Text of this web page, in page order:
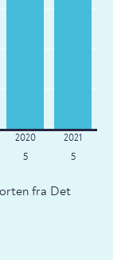
5 5
fra Det